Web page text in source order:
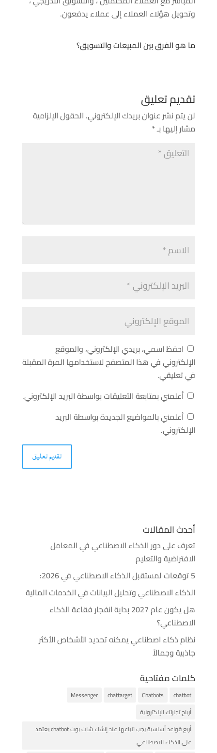
وتحويل هؤلاء العملاء إلى عملاء يدفعون.
ما هو الفرق بين المبيعات والتسويق؟
تقديم تعليق
لن يتم نشر عنوان بريدك الإلكتروني. الحقول الإلزامية
مشار إليها بـ*
احفظ اسمي، بريدي الإلكتروني، والموقع
الإلكتروني في هذا المتصفح لاستخدامها المرة المقبلة
في تعليقي.
أعلمني بمتابعة التعليقات بواسطة البريد الإلكتروني.
أعلمني بالمواضيع الجديدة بواسطة البريد
الإلكتروني.
أحدث المقالات
تعرف على دور الذكاء الاصطناعي في المعامل
الافتراضية والتعليم
5 توقعات لمستقبل الذكاء الاصطناعي في 2026:
الذكاء الاصطناعي وتحليل البيانات في الخدمات المالية
هل يكون عام 2027 بداية انفجار فقاعة الذكاء
الاصطناعي؟
نظام ذكاء اصطناعي يمكنه تحديد الأشخاص الأكثر
جاذبية وجمالاً
كلمات مفتاحية
chatbot
Chatbots
chattarget
Messenger
أرباح تجارتك الإلكترونية
أربع قواعد أساسية يجب اتباعها عند إنشاء شات بوت chatbot يعتمد
على الذكاء الاصطناعي